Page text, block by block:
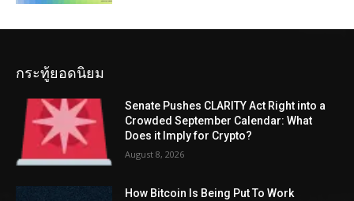
กระทู้ยอดนิยม
Senate Pushes CLARITY Act Right into a
Crowded September Calendar: What
Does it Imply for Crypto?
August 8, 2026
How Bitcoin Is Being Put To Work